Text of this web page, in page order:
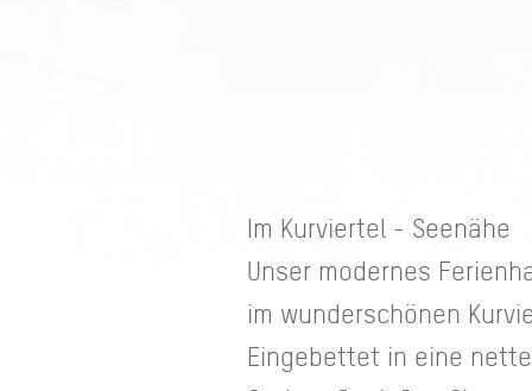
Im Kurviertel - Seenähe
Unser modernes
im wunderschönen
Eingebettet in eine